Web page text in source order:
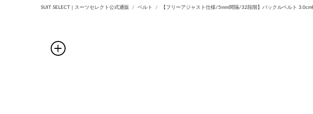
SUIT SELECT | スーツセレクト公式通販 ベルト 【フリーアジャスト仕様/5mm間隔/32段階】バックルベルト